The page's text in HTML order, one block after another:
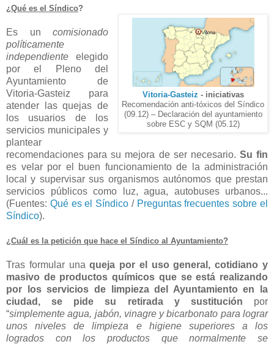
¿ Qué es el Síndico?
Vitoria-Gasteiz - iniciativas
Recomendación anti-tóxicos del Síndico
(09.12) – Declaración del ayuntamiento
sobre ESC y SQM (05.12)
Es uncomisionado
políticamente
independiente elegido
por el Pleno del
Ayuntamiento de
Vitoria-Gasteiz para
atender las quejas de
los usuarios de los
servicios municipales y
plantear
recomendaciones para su mejora de ser necesario. Su fin
es velar por el buen funcionamiento de la administración
local y supervisar sus organismos autónomos que prestan
servicios públicos como luz, agua, autobuses urbanos...
(Fuentes: Qué es el Síndico / Preguntas frecuentes sobre el
Síndico).
¿ Cuál es la petición que hace el Síndico al Ayuntamiento?
Tras formular unaqueja por el uso general, cotidiano y
masivo de productos químicos que se está realizando
por los servicios de limpieza del Ayuntamiento en la
ciudad, se pide su retirada y sustitución por
“simplemente agua, jabón, vinagre y bicarbonato para lograr
unos niveles de limpieza e higiene superiores a los
logrados con los productos que normalmente se